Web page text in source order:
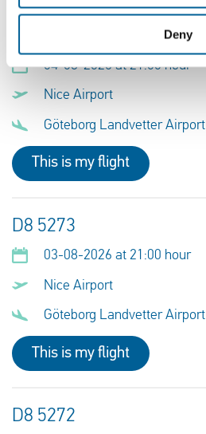
Deny
04-08-2026 at 21:00 hour
Nice Airport
Göteborg Landvetter Airport
This is my flight
D8 5273
03-08-2026 at 21:00 hour
Nice Airport
Göteborg Landvetter Airport
This is my flight
D8 5272